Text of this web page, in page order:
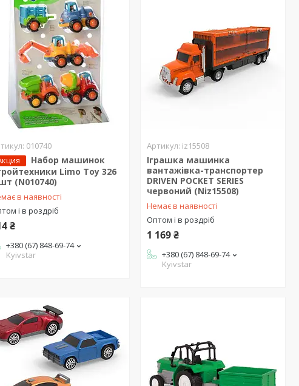
010740
Набор машинок
Limo Toy 326
(N010740)
в наявності
і в роздріб
₴
+380 (67) 848-69-74
Kyivstar
iz15508
Іграшка машинка
вантажівка-транспортер
DRIVEN POCKET SERIES
червоний (Niz15508)
Немає в наявності
Оптом і в роздріб
1 169 ₴
+380 (67) 848-69-74
Kyivstar